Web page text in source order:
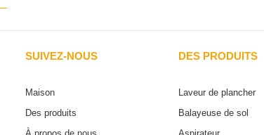
SUIVEZ-NOUS
Maison
Des produits
DES PRODUITS
Laveur de plancher
Balayeuse de sol